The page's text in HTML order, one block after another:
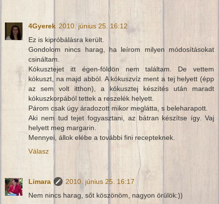
4Gyerek 2010. június 25. 16:12
Ez is kipróbálásra került.
Gondolom nincs harag, ha leírom milyen módosításokat
csináltam.
Kókusztejet itt égen-földön nem találtam. De vettem
kókuszt, na majd abból. A kókuszvíz ment a tej helyett (épp
az sem volt itthon), a kókusztej készítés után maradt
kókuszkorpából tettek a reszelék helyett.
Párom csak úgy áradozott mikor meglátta, s beleharapott.
Aki nem tud tejet fogyasztani, az bátran készítse így. Vaj
helyett meg margarin.
Mennyei, állok elébe a további fini recepteknek.
Válasz
Limara
2010. június 25. 16:17
Nem nincs harag, sőt köszönöm, nagyon örülök:))